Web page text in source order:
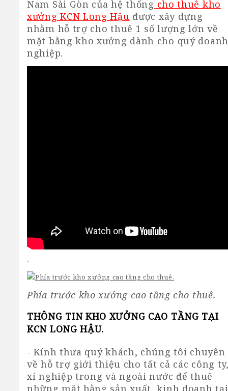
Nam Sài Gòn của hệ thống cho thuê kho
xưởng KCN Long Hậu được xây dựng
nhằm hỗ trợ cho thuê 1 số lượng lớn về
mặt bằng kho xưởng dành cho quý doanh
nghiệp.
.
Phía trước kho xưởng cao tầng cho thuê.
THÔNG TIN KHO XƯỞNG CAO TẦNG TẠI
KCN LONG HẬU.
- Kính thưa quý khách, chúng tôi chuyên
về hỗ trợ giới thiệu cho tất cả các công
xí nghiệp trong và ngoài nước để thuê
những mặt bằng sản xuất, kinh doanh tại